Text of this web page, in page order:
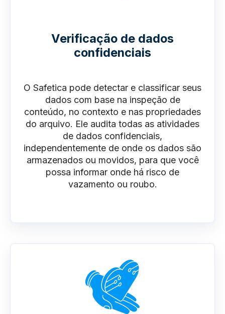
Verificação de dados
confidenciais
O Safetica pode detectar e classificar seus
dados com base na inspeção de
conteúdo, no contexto e nas propriedades
do arquivo. Ele audita todas as atividades
de dados confidenciais,
independentemente de onde os dados são
armazenados ou movidos, para que você
possa informar onde há risco de
vazamento ou roubo.